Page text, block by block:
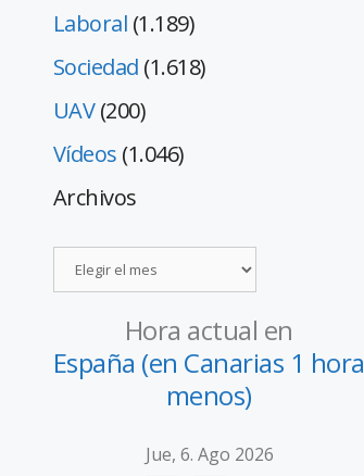
Laboral (1.189)
Sociedad (1.618)
UAV(200)
Vídeos (1.046)
Archivos
Hora actual en
España (en Canarias 1 hora
menos)